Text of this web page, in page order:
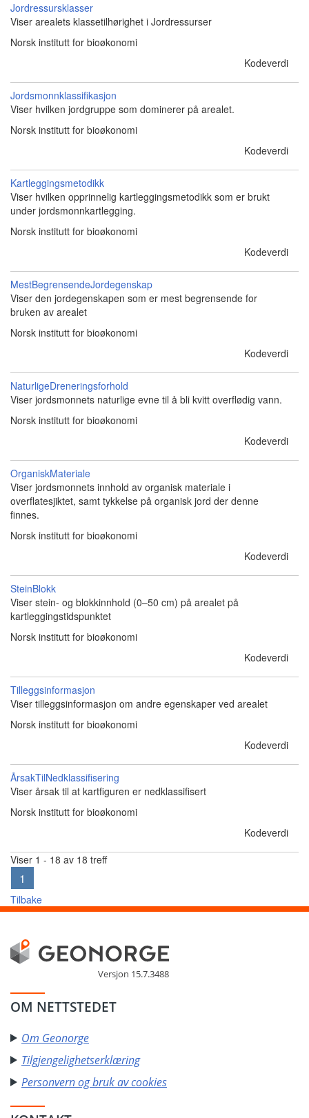
Jordressursklasser
Viser arealets klassetilhørighet i Jordressurser
Norsk institutt for bioøkonomi
Kodeverdi
Jordsmonnklassifikasjon
Viser hvilken jordgruppe som dominerer på arealet.
Norsk institutt for bioøkonomi
Kodeverdi
Kartleggingsmetodikk
Viser hvilken opprinnelig kartleggingsmetodikk som er brukt
under jordsmonnkartlegging.
Norsk institutt for bioøkonomi
Kodeverdi
MestBegrensendeJordegenskap
Viser den jordegenskapen som er mest begrensende for
bruken av arealet
Norsk institutt for bioøkonomi
Kodeverdi
NaturligeDreneringsforhold
Viser jordsmonnets naturlige evne til å bli kvitt overflødig vann.
Norsk institutt for bioøkonomi
Kodeverdi
OrganiskMateriale
Viser jordsmonnets innhold av organisk materiale i
overflatesjiktet, samt tykkelse på organisk jord der denne
finnes.
Norsk institutt for bioøkonomi
Kodeverdi
SteinBlokk
Viser stein- og blokkinnhold (0–50 cm) på arealet på
kartleggingstidspunktet
Norsk institutt for bioøkonomi
Kodeverdi
Tilleggsinformasjon
Viser tilleggsinformasjon om andre egenskaper ved arealet
Norsk institutt for bioøkonomi
Kodeverdi
ÅrsakTilNedklassifisering
Viser årsak til at kartfiguren er nedklassifisert
Norsk institutt for bioøkonomi
Kodeverdi
Viser 1 - 18 av 18 treff
1
Tilbake